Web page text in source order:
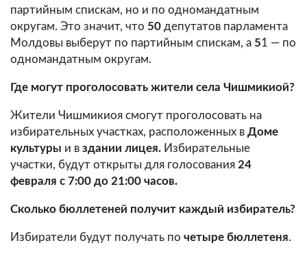
партийным спискам, но и по одномандатным
округам. Это значит, что 50 депутатов парламента
Молдовы выберут по партийным спискам, а 51 — по
одномандатным округам.
Где могут проголосовать жители села Чишмикиой?
Жители Чишмикиоя смогут проголосовать на
избирательных участках, расположенных в Доме
культуры и в здании лицея. Избирательные
участки, будут открыты для голосования 24
февраля с 7:00 до 21:00 часов.
Сколько бюллетеней получит каждый избиратель?
Избиратели будут получать по четыре бюллетеня.